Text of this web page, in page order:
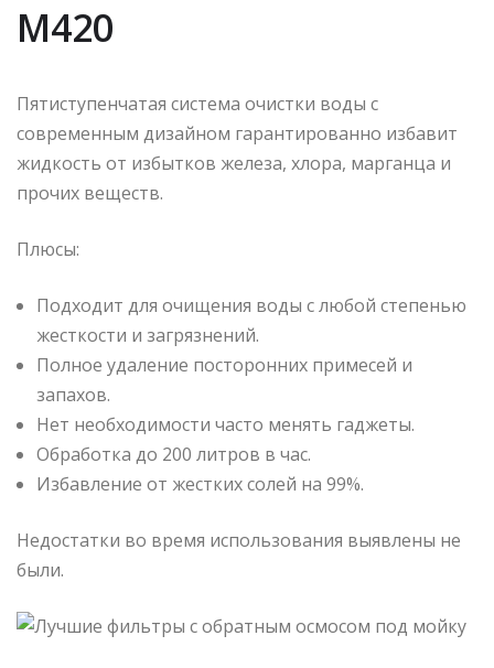
M420
Пятиступенчатая система очистки воды с
современным дизайном гарантированно избавит
жидкость от избытков железа, хлора, марганца и
прочих веществ.
Плюсы:
Подходит для очищения воды с любой степенью
жесткости и загрязнений.
Полное удаление посторонних примесей и
запахов.
Нет необходимости часто менять гаджеты.
Обработка до 200 литров в час.
Избавление от жестких солей на 99%.
Недостатки во время использования выявлены не
были.